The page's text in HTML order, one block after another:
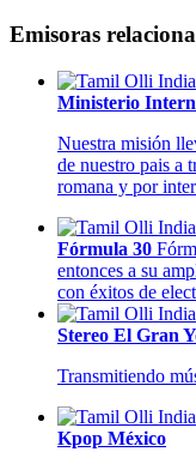
Emisoras
Ministerio
Nuestra misión
de nuestro pais a
romana y por
Fórmula 30
entonces a su
con éxitos de
Stereo El Gran
Transmitiendo
Kpop México